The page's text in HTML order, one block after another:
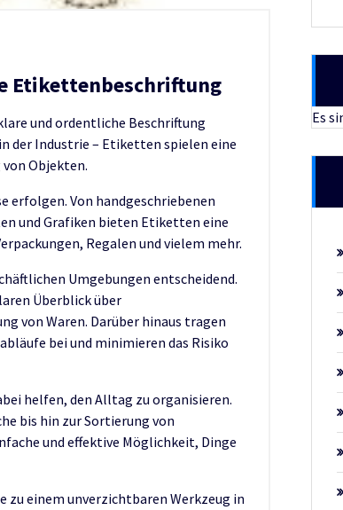
Etikettenbeschriftung
und ordentliche Beschriftung
der Industrie – Etiketten spielen eine
Objekten.
erfolgen. Von handgeschriebenen
und Grafiken bieten Etiketten eine
Regalen und vielem mehr.
Umgebungen entscheidend.
Überblick über
von Waren. Darüber hinaus tragen
bei und minimieren das Risiko
helfen, den Alltag zu organisieren.
bis hin zur Sortierung von
und effektive Möglichkeit, Dinge
einem unverzichtbaren Werkzeug in
Es